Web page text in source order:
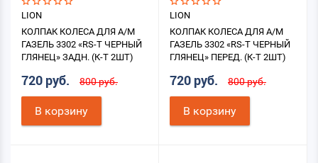
LION
КОЛПАК КОЛЕСА ДЛЯ А/М
ГАЗЕЛЬ 3302 «RS-T ЧЕРНЫЙ
ГЛЯНЕЦ» ЗАДН. (К-Т 2ШТ)
720 руб. 800 руб.
В корзину
LION
КОЛПАК КОЛЕСА ДЛЯ А/М
ГАЗЕЛЬ 3302 «RS-T ЧЕРНЫЙ
ГЛЯНЕЦ» ПЕРЕД. (К-Т 2ШТ)
720 руб. 800 руб.
В корзину